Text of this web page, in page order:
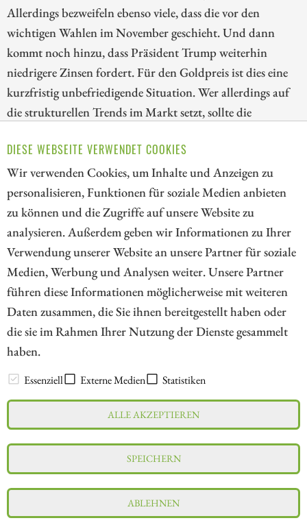
DIESE WEBSEITE VERWENDET COOKIES
Wir verwenden Cookies, um Inhalte und Anzeigen zu
personalisieren, Funktionen für soziale Medien anbieten
zu können und die Zugriffe auf unsere Website zu
analysieren. Außerdem geben wir Informationen zu Ihrer
Verwendung unserer Website an unsere Partner für soziale
Medien, Werbung und Analysen weiter. Unsere Partner
führen diese Informationen möglicherweise mit weiteren
Daten zusammen, die Sie ihnen bereitgestellt haben oder
die sie im Rahmen Ihrer Nutzung der Dienste gesammelt
haben.
Essenziell Externe Medien Statistiken
ALLE AKZEPTIEREN
SPEICHERN
ABLEHNEN
Allerdings bezweifeln ebenso viele, dass die vor den
wichtigen Wahlen im November geschieht. Und dann
kommt noch hinzu, dass Präsident Trump weiterhin
niedrigere Zinsen fordert. Für den Goldpreis ist dies eine
kurzfristig unbefriedigende Situation. Wer allerdings auf
die strukturellen Trends im Markt setzt, sollte die
heute auf die Papiere von Kinross Gold, Lahontan Gold
und AngloGold Ashanti!
ZUM KOMMENTAR
// kapitalerhoehungen.de - © 2026 - Die Informationsplattform für
Investoren und Unternehmen rund um Kapitalerhöhung, Kapitalmarkt
und Unternehmensfinanzierung
LEXIKON
Impressum
Datenschutz
Interessenskonflikt & Risikohinweis
Nutzungsbedingungen